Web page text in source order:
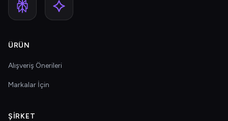
ÜRÜN
Alışveriş Önerileri
Markalar İçin
ŞIRKET